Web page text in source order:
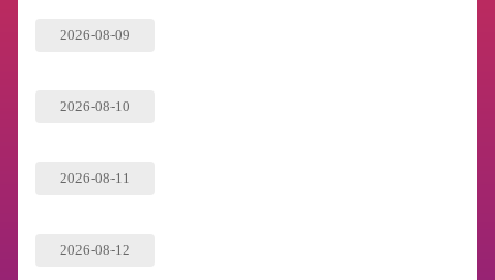
2026-08-09
2026-08-10
2026-08-11
2026-08-12